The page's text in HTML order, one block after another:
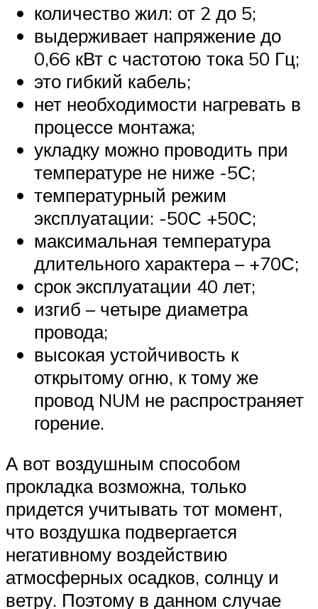
количество жил: от 2 до 5;
выдерживает напряжение до
0,66 кВт с частотою тока 50 Гц;
это гибкий кабель;
нет необходимости нагревать в
процессе монтажа;
укладку можно проводить при
температуре не ниже -5С;
температурный режим
эксплуатации: -50С +50С;
максимальная температура
длительного характера – +70С;
срок эксплуатации 40 лет;
изгиб – четыре диаметра
провода;
высокая устойчивость к
открытому огню, к тому же
провод NUM не распространяет
горение.
А вот воздушным способом
прокладка возможна, только
придется учитывать тот момент,
что воздушка подвергается
негативному воздействию
атмосферных осадков, солнцу и
ветру. Поэтому в данном случае